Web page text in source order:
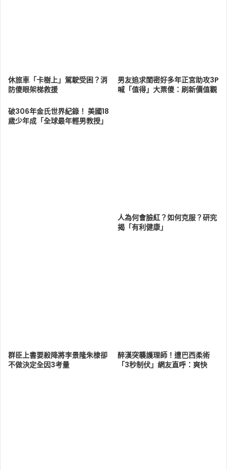
休旅車「卡樹上」駕駛受困？消
防傻眼架梯救援
男友追求閨密好多年正宮助攻3P
喊「值得」大票傻：刷新價值觀
破306年金氏世界紀錄！ 美國18
歲少年成「全球最年輕男教授」
人為何會臉紅？如何克服？研究
揭「有利健康」
群臣上書要殺降將李景隆朱棣卻
不做決定全因3考量
醉漢突襲護理師！遭巴西柔術
「3秒制伏」網友直呼：爽快